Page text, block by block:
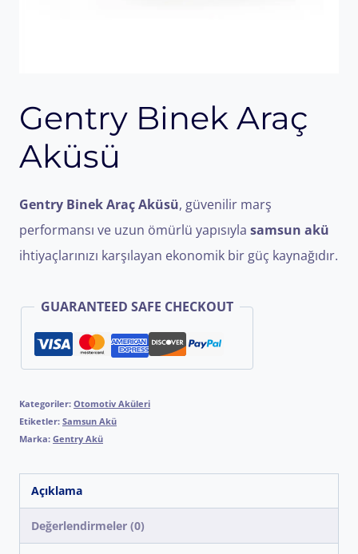
Gentry Binek Araç
Aküsü
Gentry Binek Araç Aküsü, güvenilir marş
performansı ve uzun ömürlü yapısıyla samsun akü
ihtiyaçlarınızı karşılayan ekonomik bir güç kaynağıdır.
GUARANTEED SAFE CHECKOUT
Kategoriler: Otomotiv Aküleri
Etiketler: Samsun Akü
Marka: Gentry Akü
Açıklama
Değerlendirmeler (0)